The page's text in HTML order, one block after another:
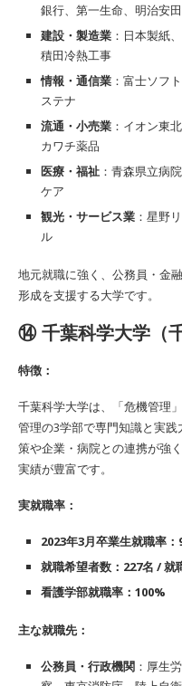
銀行、第一生命、明治安
建設・製造業 ：日本製紙
積田冷熱工事
情報・通信業 ：富士ソフ
ステナ
流通・小売業 ：イオン東
カワチ薬品
医療・福祉 ：青森県立病
ケア
観光・サービス業 ：星野
ル
地元就職に強く、公務員・金
形成を支援する大学です。
⑭ 千葉科学大学（千
特徴：
千葉科学大学は、「危機管理
管理の3学部で専門知識と実
策や企業・病院との連携が強
実績が豊富です。
実就職率：
2023年3月卒業生就職率
就職希望者数：227名 / 就
看護学部就職率：100%
主な就職先：
公務員・行政機関 ：厚生